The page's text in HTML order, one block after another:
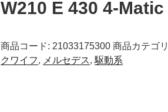
W210 E 430 4-Matic
商品コード: 21033175300 商品カテゴ
クワイフ, メルセデス, 駆動系